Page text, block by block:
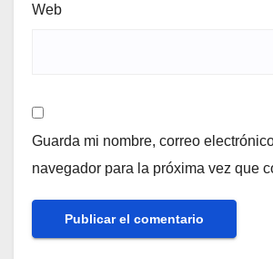
Web
Guarda mi nombre, correo
navegador para la próxima vez que